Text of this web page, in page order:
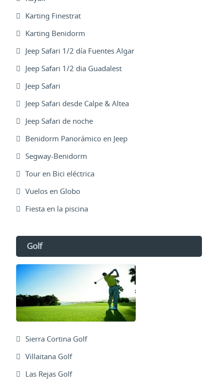
Karting Finestrat
Karting Benidorm
Jeep Safari 1/2 día Fuentes Algar
Jeep Safari 1/2 dia Guadalest
Jeep Safari
Jeep Safari desde Calpe & Altea
Jeep Safari de noche
Benidorm Panorámico en Jeep
Segway-Benidorm
Tour en Bici eléctrica
Vuelos en Globo
Fiesta en la piscina
Golf
Sierra Cortina Golf
Villaitana Golf
Las Rejas Golf